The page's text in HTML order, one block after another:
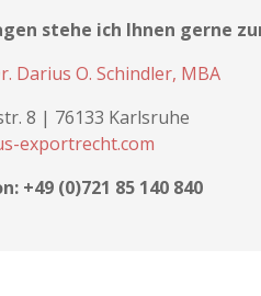
stehe ich Ihnen gerne
Darius O. Schindler, MBA
8 | 76133 Karlsruhe
exportrecht.com
+49 (0)721 85 140 840